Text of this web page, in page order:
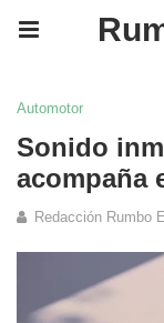
Automotor
Sonido
acompaña
Redacción Rumbo